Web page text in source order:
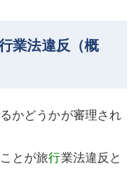
業法違反（概
かどうかが審理され
とが旅行業法違反と